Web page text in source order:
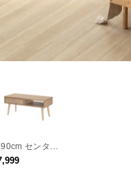
センター
ブル 木目調/